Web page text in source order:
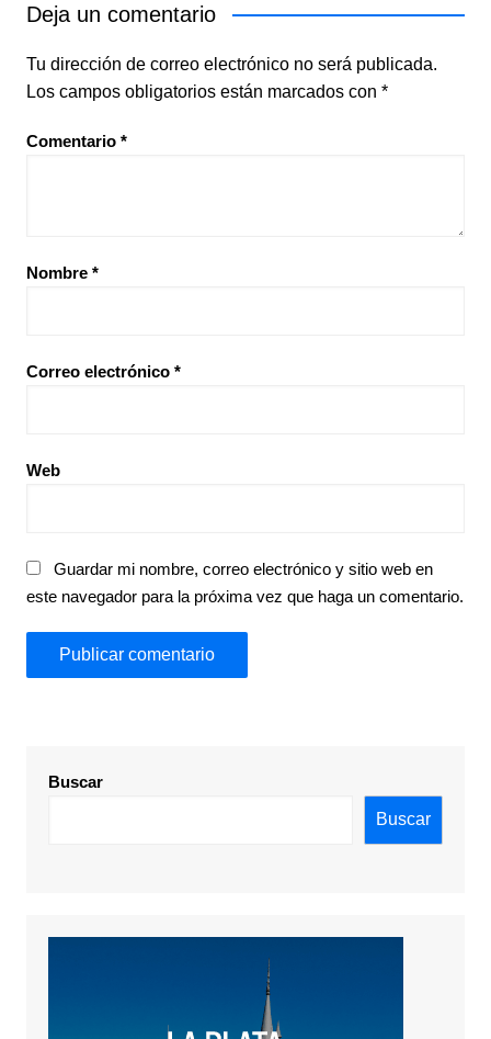
Deja un comentario
Tu dirección de correo electrónico no será publicada.
Los campos obligatorios están marcados con *
Comentario *
Nombre *
Correo electrónico *
Web
Guardar mi nombre, correo electrónico y sitio web en
este navegador para la próxima vez que haga un comentario.
Buscar
Buscar